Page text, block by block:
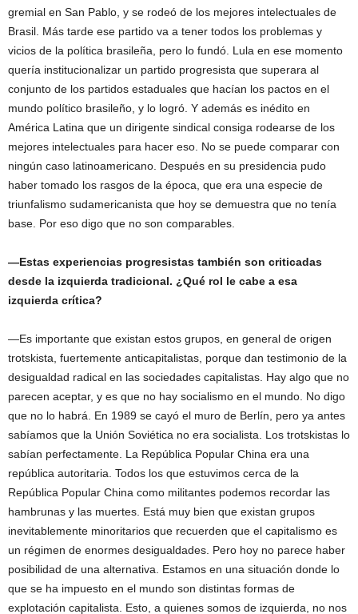
gremial en San Pablo, y se rodeó de los mejores intelectuales de
Brasil. Más tarde ese partido va a tener todos los problemas y
vicios de la política brasileña, pero lo fundó. Lula en ese momento
quería institucionalizar un partido progresista que superara al
conjunto de los partidos estaduales que hacían los pactos en el
mundo político brasileño, y lo logró. Y además es inédito en
América Latina que un dirigente sindical consiga rodearse de los
mejores intelectuales para hacer eso. No se puede comparar con
ningún caso latinoamericano. Después en su presidencia pudo
haber tomado los rasgos de la época, que era una especie de
triunfalismo sudamericanista que hoy se demuestra que no tenía
base. Por eso digo que no son comparables.
—Estas experiencias progresistas también son criticadas
desde la izquierda tradicional. ¿Qué rol le cabe a esa
izquierda crítica?
—Es importante que existan estos grupos, en general de origen
trotskista, fuertemente anticapitalistas, porque dan testimonio de la
desigualdad radical en las sociedades capitalistas. Hay algo que no
parecen aceptar, y es que no hay socialismo en el mundo. No digo
que no lo habrá. En 1989 se cayó el muro de Berlín, pero ya antes
sabíamos que la Unión Soviética no era socialista. Los trotskistas lo
sabían perfectamente. La República Popular China era una
república autoritaria. Todos los que estuvimos cerca de la
República Popular China como militantes podemos recordar las
hambrunas y las muertes. Está muy bien que existan grupos
inevitablemente minoritarios que recuerden que el capitalismo es
un régimen de enormes desigualdades. Pero hoy no parece haber
posibilidad de una alternativa. Estamos en una situación donde lo
que se ha impuesto en el mundo son distintas formas de
explotación capitalista. Esto, a quienes somos de izquierda, no nos